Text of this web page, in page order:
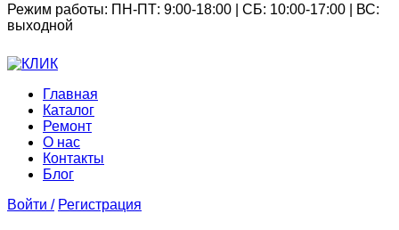
Режим работы: ПН-ПТ: 9:00-18:00 | СБ: 10:00-17:00 | ВС:
выходной
Главная
Каталог
Ремонт
О нас
Контакты
Блог
Войти / Регистрация